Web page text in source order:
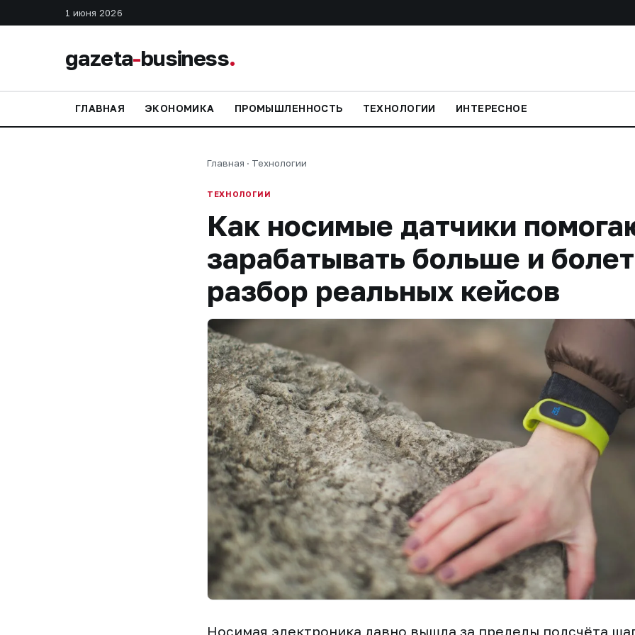
1 июня 2026
gazeta-business.
ГЛАВНАЯ ЭКОНОМИКА ПРОМЫШЛЕННОСТЬ ТЕХНОЛОГИИ ИНТЕРЕСНОЕ
Главная · Технологии
ТЕХНОЛОГИИ
Как носимые датчики
зарабатывать больше и
разбор реальных кейсов
Носимая электроника давно вышла за пределы подсчёта